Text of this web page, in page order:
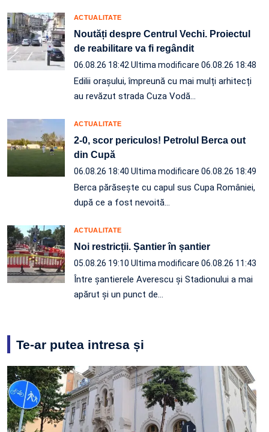
ACTUALITATE
Noutăți despre Centrul Vechi. Proiectul
de reabilitare va fi regândit
06.08.26 18:42Ultima modificare 06.08.26 18:48
Edilii orașului, împreună cu mai mulți arhitecți
au revăzut strada Cuza Vodă…
ACTUALITATE
2-0, scor periculos! Petrolul Berca out
din Cupă
06.08.26 18:40 Ultima modificare 06.08.26 18:49
Berca părăsește cu capul sus Cupa României,
după ce a fost nevoită…
ACTUALITATE
Noi restricții. Șantier în șantier
05.08.26 19:10 Ultima modificare 06.08.26 11:43
Între șantierele Averescu și Stadionului a mai
apărut și un punct de…
Te-ar putea intresa și